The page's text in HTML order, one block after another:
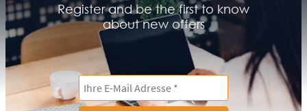
Register and be the first to know
about new offers